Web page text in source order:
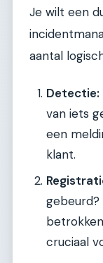
Je wilt een
aantal
Detectie:
van iets
een
klant.
gebeurd?
cruciaal